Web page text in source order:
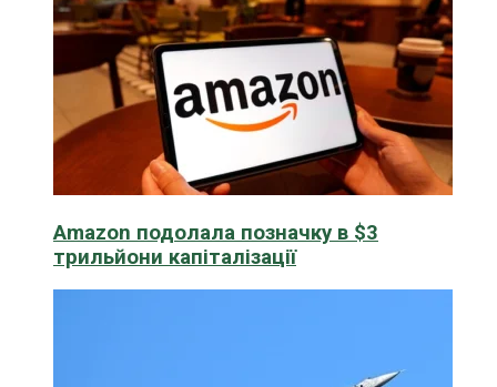
Amazon подолала позначку в $3
трильйони капіталізації